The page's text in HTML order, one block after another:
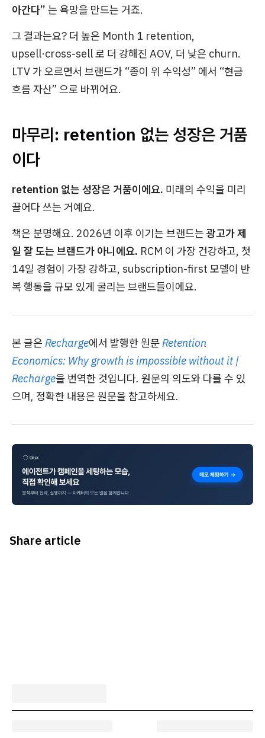
아간다” 는 욕망을 만드는 거죠.
그 결과는요? 더 높은 Month 1 retention,
upsell·cross-sell 로 더 강해진 AOV, 더 낮은 churn.
LTV 가 오르면서 브랜드가 “종이 위 수익성” 에서 “현금
흐름 자산” 으로 바뀌어요.
마무리: retention 없는 성장은 거품
이다
retention 없는 성장은 거품이에요. 미래의 수익을 미리
끌어다 쓰는 거예요.
책은 분명해요. 2026년 이후 이기는 브랜드는 광고가 제
일 잘 도는 브랜드가 아니에요. RCM 이 가장 건강하고, 첫
14일 경험이 가장 강하고, subscription-first 모델이 반
복 행동을 규모 있게 굴리는 브랜드들이에요.
본 글은 Recharge에서 발행한 원문Retention
Economics: Why growth is impossible without it |
Recharge을 번역한 것입니다. 원문의 의도와 다를 수 있
으며, 정확한 내용은 원문을 참고하세요.
Share article